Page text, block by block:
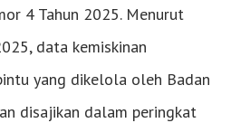
4 Tahun 2025. Menurut
data kemiskinan
yang dikelola oleh Badan
disajikan dalam peringkat